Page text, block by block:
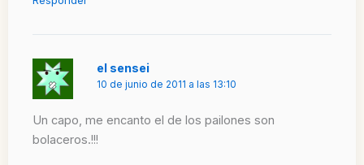
el sensei
10 de junio de 2011 a las 13:10
Un capo, me encanto el de los pailones son
bolaceros.!!!